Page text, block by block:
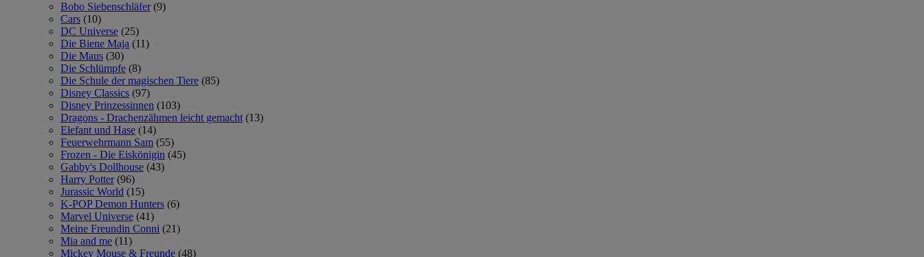
Bobo Siebenschläfer (9)
Cars (10)
DC Universe (25)
Die Biene Maja (11)
Die Maus (30)
Die Schlümpfe (8)
Die Schule der magischen Tiere (85)
Disney Classics (97)
Disney Prinzessinnen (103)
Dragons - Drachenzähmen leicht gemacht (13)
Elefant und Hase (14)
Feuerwehrmann Sam (55)
Frozen - Die Eiskönigin (45)
Gabby's Dollhouse (43)
Harry Potter (96)
Jurassic World (15)
K-POP Demon Hunters (6)
Marvel Universe (41)
Meine Freundin Conni (21)
Mia and me (11)
Mickey Mouse & Freunde (48)